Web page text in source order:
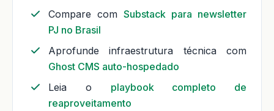
Compare com Substack para newsletter
PJ no Brasil
Aprofunde infraestrutura técnica com
Ghost CMS auto-hospedado
Leia o playbook completo de
reaproveitamento